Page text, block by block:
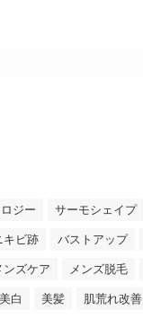
ジー サーモシェイプ
キビ跡 バストアップ
ンズケア メンズ脱毛
美白 美髪 肌荒れ改善